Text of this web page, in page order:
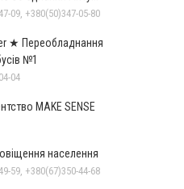
09, +380(50)347-05-80
★ Переобладнання
№1
04
MAKE SENSE
населення
59, +380(67)350-44-68